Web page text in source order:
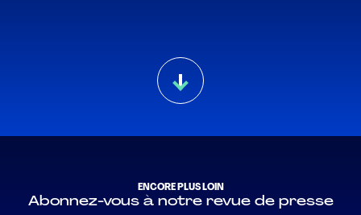
ENCORE PLUS LOIN
Abonnez-vous à notre revue de presse